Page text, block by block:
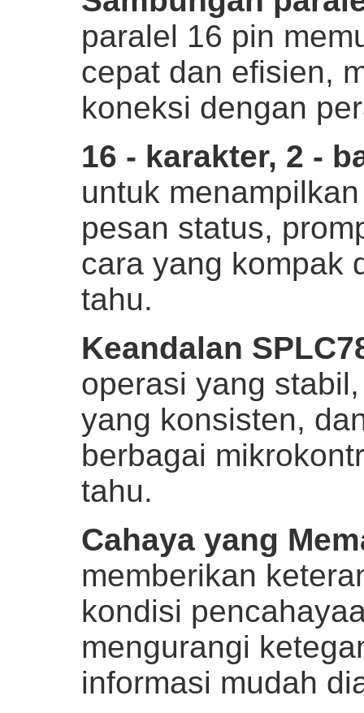
paralel 16 pin
cepat dan efisien,
koneksi dengan
16 - karakter, 2 -
untuk
pesan status,
cara yang kompak
tahu.
Keandalan
operasi yang
yang konsisten,
berbagai
tahu.
Cahaya yang
memberikan
kondisi
mengurangi
informasi mudah